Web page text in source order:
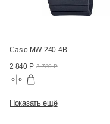
Casio MW-240-4B
2 840 Р 3 780 Р
Показать ещё